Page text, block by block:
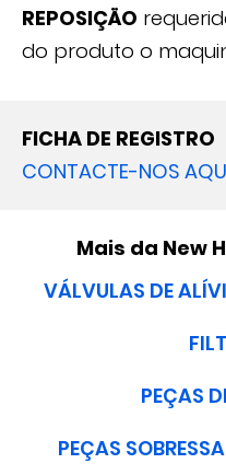
REPOSIÇÄO
do produto o
FICHA DE REGISTRO
CONTACTE-NOS
Mais da New
VÁLVULAS DE
PEÇAS
PEÇAS